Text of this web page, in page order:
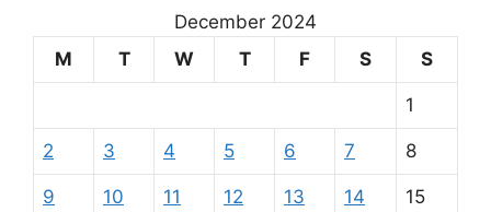
December 2024
M
T W T F S S
1
2 3 4 5 6 7 8
9 10 11 12 13 14 15